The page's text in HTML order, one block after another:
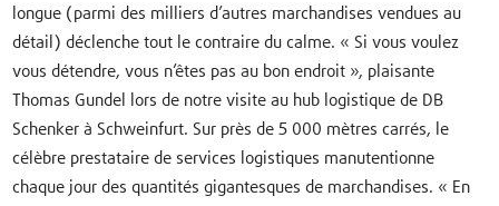
longue (parmi des milliers d’autres marchandises vendues au
détail) déclenche tout le contraire du calme. « Si vous voulez
vous détendre, vous n’êtes pas au bon endroit », plaisante
Thomas Gundel lors de notre visite au hub logistique de DB
Schenker à Schweinfurt. Sur près de 5 000 mètres carrés, le
célèbre prestataire de services logistiques manutentionne
chaque jour des quantités gigantesques de marchandises. « En